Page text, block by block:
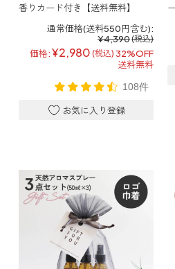
リビング
ホッと安らげる空間に
クローゼット
衣類を守り清潔な空
清潔さを保ち快適にし
お出かけ・アウト
外出先でも快適に過
トイレ用
ティーアロマ
どこでも
アロミック・ハ
トイレ用
アロマスプレー
ペパーミント＆
トイレ用
ティーアロマ
衣類・ファブリッ
ファブリックミ
ボディミスト
アロミックデオ
(シトラスミント)
その他
マスククリップ
ギフト
セール
定期購入サービス
香りカード付き【送料無料】
通常価格(送料550円含む):
¥4,390(税込)
価格:¥2,980 (税込) 32%OFF
送料無料
108件